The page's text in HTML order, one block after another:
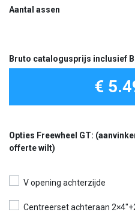
Aantal assen
Bruto catalogusprijs inclusief
€
Opties Freewheel GT:
offerte wilt)
V opening achterzijde
Centreerset achteraan